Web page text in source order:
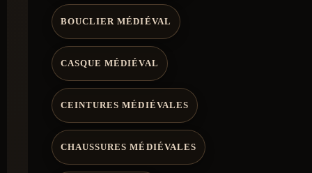
BOUCLIER MÉDIÉVAL
CASQUE MÉDIÉVAL
CEINTURES MÉDIÉVALES
CHAUSSURES MÉDIÉVALES